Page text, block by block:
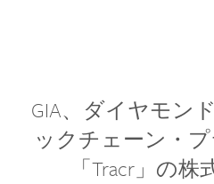
GIA、ダイヤモン
ックチェーン・
「Tracr」の